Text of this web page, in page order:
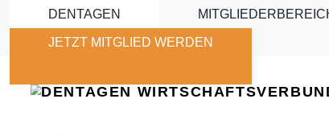
Skip to main content
DENTAGEN
JETZT MITGLIED WERDEN